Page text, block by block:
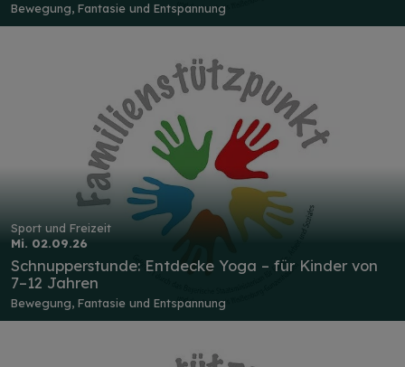
Bewegung, Fantasie und Entspannung
Sport und Freizeit
Mi. 02.09.26
Schnupperstunde: Entdecke Yoga – für Kinder von
7–12 Jahren
Bewegung, Fantasie und Entspannung